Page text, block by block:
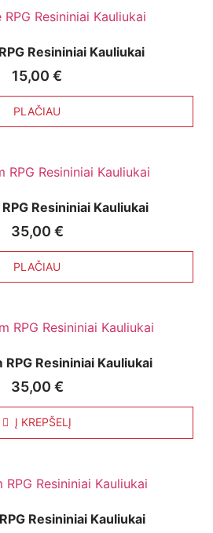
Resininiai Kauliukai
15,00 €
PLAČIAU
Resininiai Kauliukai
35,00 €
PLAČIAU
Resininiai Kauliukai
35,00 €
Į KREPŠELĮ
Resininiai Kauliukai